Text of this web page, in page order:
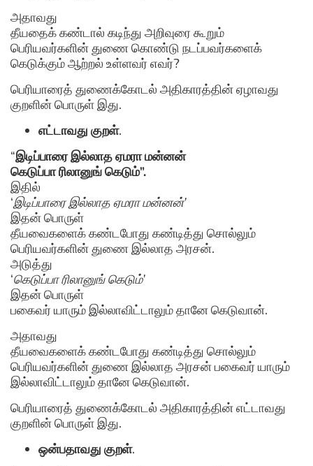
அதாவது
தீயதைக் கண்டால் கடிந்து அறிவுரை கூறும்
பெரியவர்களின் துணை கொண்டு நடப்பவர்களைக்
கெடுக்கும் ஆற்றல் உள்ளவர் எவர்?
பெரியாரைத் துணைக்கோடல் அதிகாரத்தின் ஏழாவது
குறளின் பொருள் இது.
எட்டாவது குறள்.
“இடிப்பாரை இல்லாத ஏமரா மன்னன்
கெடுப்பா ரிலானுங் கெடும்”.
இதில்
‘இடிப்பாரை இல்லாத ஏமரா மன்னன்’
இதன் பொருள்
தீயவைகளைக் கண்டபோது கண்டித்து சொல்லும்
பெரியவர்களின் துணை இல்லாத அரசன்.
அடுத்து
‘கெடுப்பா ரிலானுங் கெடும்’
இதன் பொருள்
பகைவர் யாரும் இல்லாவிட்டாலும் தானே கெடுவான்.
அதாவது
தீயவைகளைக் கண்டபோது கண்டித்து சொல்லும்
பெரியவர்களின் துணை இல்லாத அரசன் பகைவர் யாரும்
இல்லாவிட்டாலும் தானே கெடுவான்.
பெரியாரைத் துணைக்கோடல் அதிகாரத்தின் எட்டாவது
குறளின் பொருள் இது.
ஒன்பதாவது குறள்.